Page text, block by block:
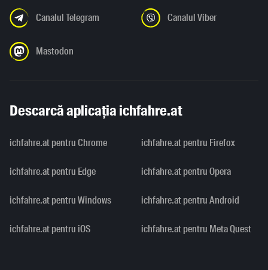
Canalul Telegram Canalul Viber
Mastodon
Descarcă aplicația ichfahre.at
ichfahre.at pentru Chrome ichfahre.at pentru Firefox
ichfahre.at pentru Edge ichfahre.at pentru Opera
ichfahre.at pentru Windows ichfahre.at pentru Android
ichfahre.at pentru iOS ichfahre.at pentru Meta Quest